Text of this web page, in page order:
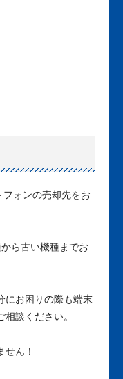
ォンの売却先をお
ら古い機種までお
にお困りの際も端末
談ください。
ん！